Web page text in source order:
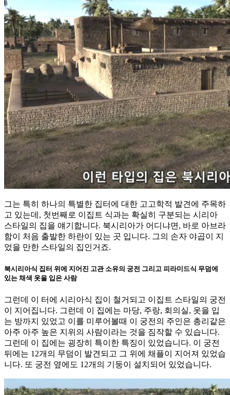
그는 특히 하나의 특별한 집터에 대한 고고학적 발견에 주목하
고 있는데, 첫번째로 이집트 식과는 확실히 구분되는 시리아
스타일의 집을 얘기합니다. 북시리아가 어디냐면, 바로 아브라
함이 처음 출발한 하란이 있는 곳 입니다. 그의 손자 야곱이 지
었을 만한 스타일의 집인거죠.
북시리아식 집터 위에 지어진 고관 소유의 궁전 그리고 피라미드식 무덤에
있는 채색 옷을 입은 사람
그런데 이 터에 시리아식 집이 철거되고 이집트 스타일의 궁전
이 지어집니다. 그런데 이 집에는 마당, 주랑, 회의실, 옷을 입
는 방까지 있었고 이를 미루어볼때 이 궁전의 주인은 총리같은
아주 아주 높은 지위의 사람이라는 것을 짐작할 수 있습니다.
그런데 이 집에는 굉장히 특이한 특징이 있었습니다. 이 궁전
뒤에는 12개의 무덤이 발견되고 그 위에 채플이 지어져 있었습
니다. 또 궁전 옆에도 12개의 기둥이 설치되어 있었습니다.